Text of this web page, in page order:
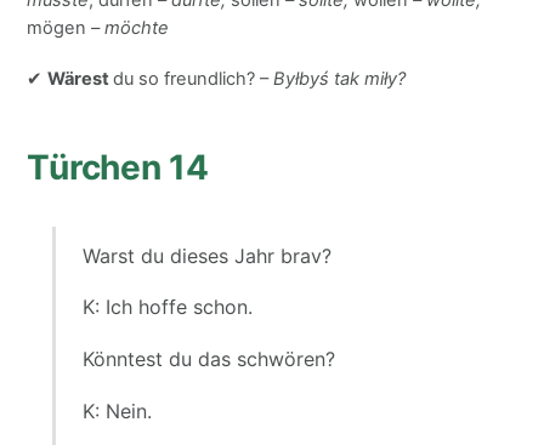
mögen– möchte
✔Wärestdu so freundlich? –Byłbyś tak miły?
Türchen 14
Warst du dieses Jahr brav?
K: Ich hoffe schon.
Könntest du das schwören?
K: Nein.